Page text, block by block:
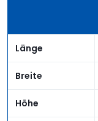
Länge
Breite
Höhe